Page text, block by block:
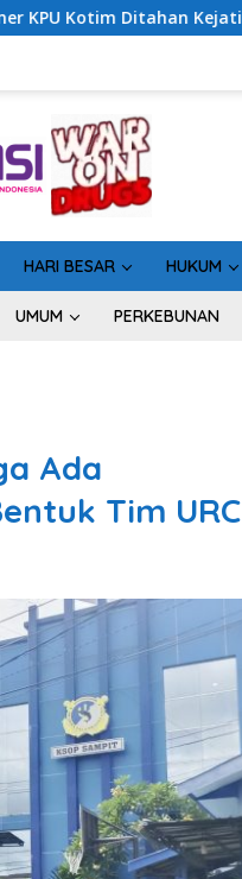
Rugikan Negara
HARI BESAR HUKUM
UMUM PERKEBUNAN
Ada
Tim URC